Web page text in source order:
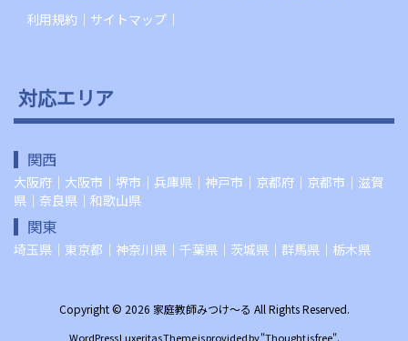
利用規約
サイトマップ
対応エリア
関西
大阪府 ｜ 大阪市 ｜ 堺市 ｜ 兵庫県 ｜ 神戸市 ｜ 京都府 ｜ 京都市 ｜ 滋賀
県 ｜ 奈良県 ｜ 和歌山県
関東
埼玉県 ｜ 東京都 ｜ 神奈川県 ｜ 千葉県 ｜ 茨城県 ｜ 群馬県 ｜ 栃木県
Copyright © 2026 家庭教師みつけ～る All Rights Reserved.
WordPress Luxeritas Theme is provided by "Thought is free".